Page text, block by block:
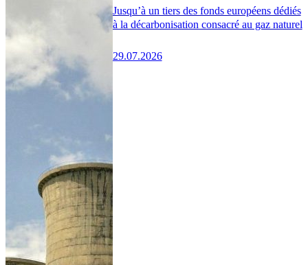
Jusqu’à un tiers des fonds européens dédiés
à la décarbonisation consacré au gaz naturel
29.07.2026